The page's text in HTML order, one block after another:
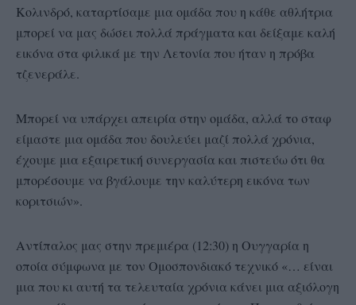
Κολινδρό, καταρτίσαμε μια ομάδα που η κάθε αθλήτρια
μπορεί να μας δώσει πολλά πράγματα και δείξαμε καλή
εικόνα στα φιλικά με την Λετονία που ήταν η πρόβα
τζενεράλε.
Μπορεί να υπάρχει απειρία στην ομάδα, αλλά το σταφ
είμαστε μια ομάδα που δουλεύει μαζί πολλά χρόνια,
έχουμε μια εξαιρετική συνεργασία και πιστεύω ότι θα
μπορέσουμε να βγάλουμε την καλύτερη εικόνα των
κοριτσιών».
Αντίπαλος μας στην πρεμιέρα (12:30) η Ουγγαρία η
οποία σύμφωνα με τον Ομοσπονδιακό τεχνικό «… είναι
μια που κι αυτή τα τελευταία χρόνια κάνει μια αξιόλογη